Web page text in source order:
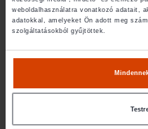
weboldalhasználatra vonatkozó adatait,
adatokkal, amelyeket Ön adott meg
szolgáltatásokból gyűjtöttek.
Elérhetőségek